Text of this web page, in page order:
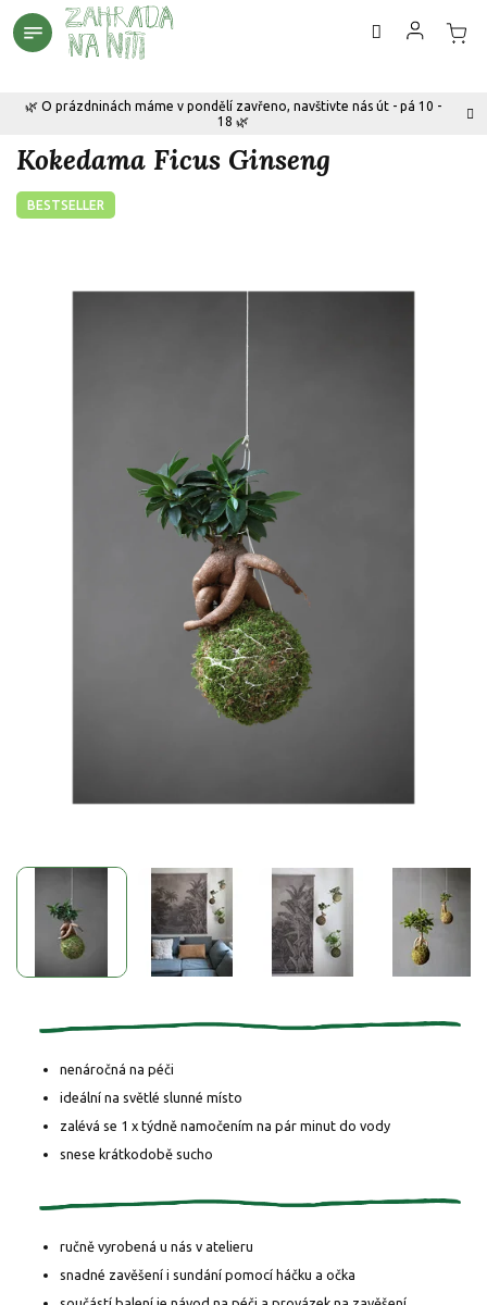
Přejít
na
🌿 O prázdninách máme v pondělí zavřeno, navštivte nás út - pá 10 -
18 🌿
Kokedama Ficus Ginseng
BESTSELLER
nenáročná na péči
ideální na světlé slunné místo
zalévá se 1 x týdně namočením na pár minut do vody
snese krátkodobě sucho
ručně vyrobená u nás v atelieru
snadné zavěšení i sundání pomocí háčku a očka